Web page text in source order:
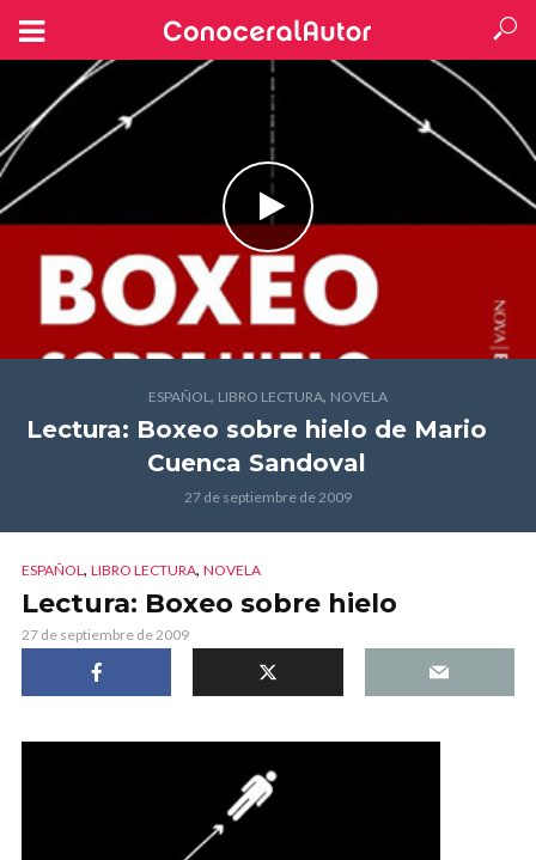
ESPAÑOL, LIBRO LECTURA, NOVELA
Lectura: Boxeo sobre hielo de Mario
Cuenca Sandoval
27 de septiembre de 2009
ESPAÑOL, LIBRO LECTURA, NOVELA
Lectura: Boxeo sobre hielo
27 de septiembre de 2009